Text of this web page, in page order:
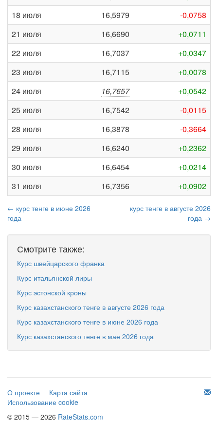
18 июля
16,5979
-0,0758
21 июля
16,6690
+0,0711
22 июля
16,7037
+0,0347
23 июля
16,7115
+0,0078
24 июля
16,7657
+0,0542
25 июля
16,7542
-0,0115
28 июля
16,3878
-0,3664
29 июля
16,6240
+0,2362
30 июля
16,6454
+0,0214
31 июля
16,7356 +0,0902
← курс тенге в июне 2026
года
курс тенге в августе 2026
года →
Смотрите также:
Курс швейцарского франка
Курс итальянской лиры
Курс эстонской кроны
Курс казахстанского тенге в августе 2026 года
Курс казахстанского тенге в июне 2026 года
Курс казахстанского тенге в мае 2026 года
О проекте
Карта сайта
Использование cookie
© 2015 — 2026 RateStats.com